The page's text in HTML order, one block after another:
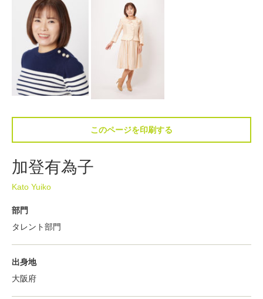
このページを印刷する
加登有為子
Kato Yuiko
部門
タレント部門
出身地
大阪府